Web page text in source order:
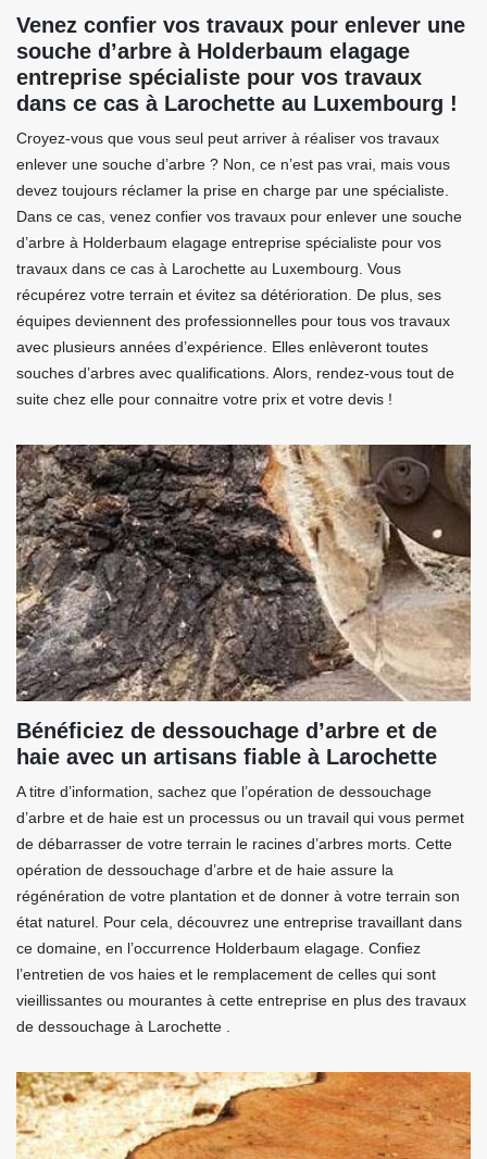
Venez confier vos travaux pour enlever une
souche d’arbre à Holderbaum elagage
entreprise spécialiste pour vos travaux
dans ce cas à Larochette au Luxembourg !
Croyez-vous que vous seul peut arriver à réaliser vos travaux
enlever une souche d’arbre ? Non, ce n’est pas vrai, mais vous
devez toujours réclamer la prise en charge par une spécialiste.
Dans ce cas, venez confier vos travaux pour enlever une souche
d’arbre à Holderbaum elagage entreprise spécialiste pour vos
travaux dans ce cas à Larochette au Luxembourg. Vous
récupérez votre terrain et évitez sa détérioration. De plus, ses
équipes deviennent des professionnelles pour tous vos travaux
avec plusieurs années d’expérience. Elles enlèveront toutes
souches d’arbres avec qualifications. Alors, rendez-vous tout de
suite chez elle pour connaitre votre prix et votre devis !
Bénéficiez de dessouchage d’arbre et de
haie avec un artisans fiable à Larochette
A titre d’information, sachez que l’opération de dessouchage
d’arbre et de haie est un processus ou un travail qui vous permet
de débarrasser de votre terrain le racines d’arbres morts. Cette
opération de dessouchage d’arbre et de haie assure la
régénération de votre plantation et de donner à votre terrain son
état naturel. Pour cela, découvrez une entreprise travaillant dans
ce domaine, en l’occurrence Holderbaum elagage. Confiez
l’entretien de vos haies et le remplacement de celles qui sont
vieillissantes ou mourantes à cette entreprise en plus des travaux
de dessouchage à Larochette .